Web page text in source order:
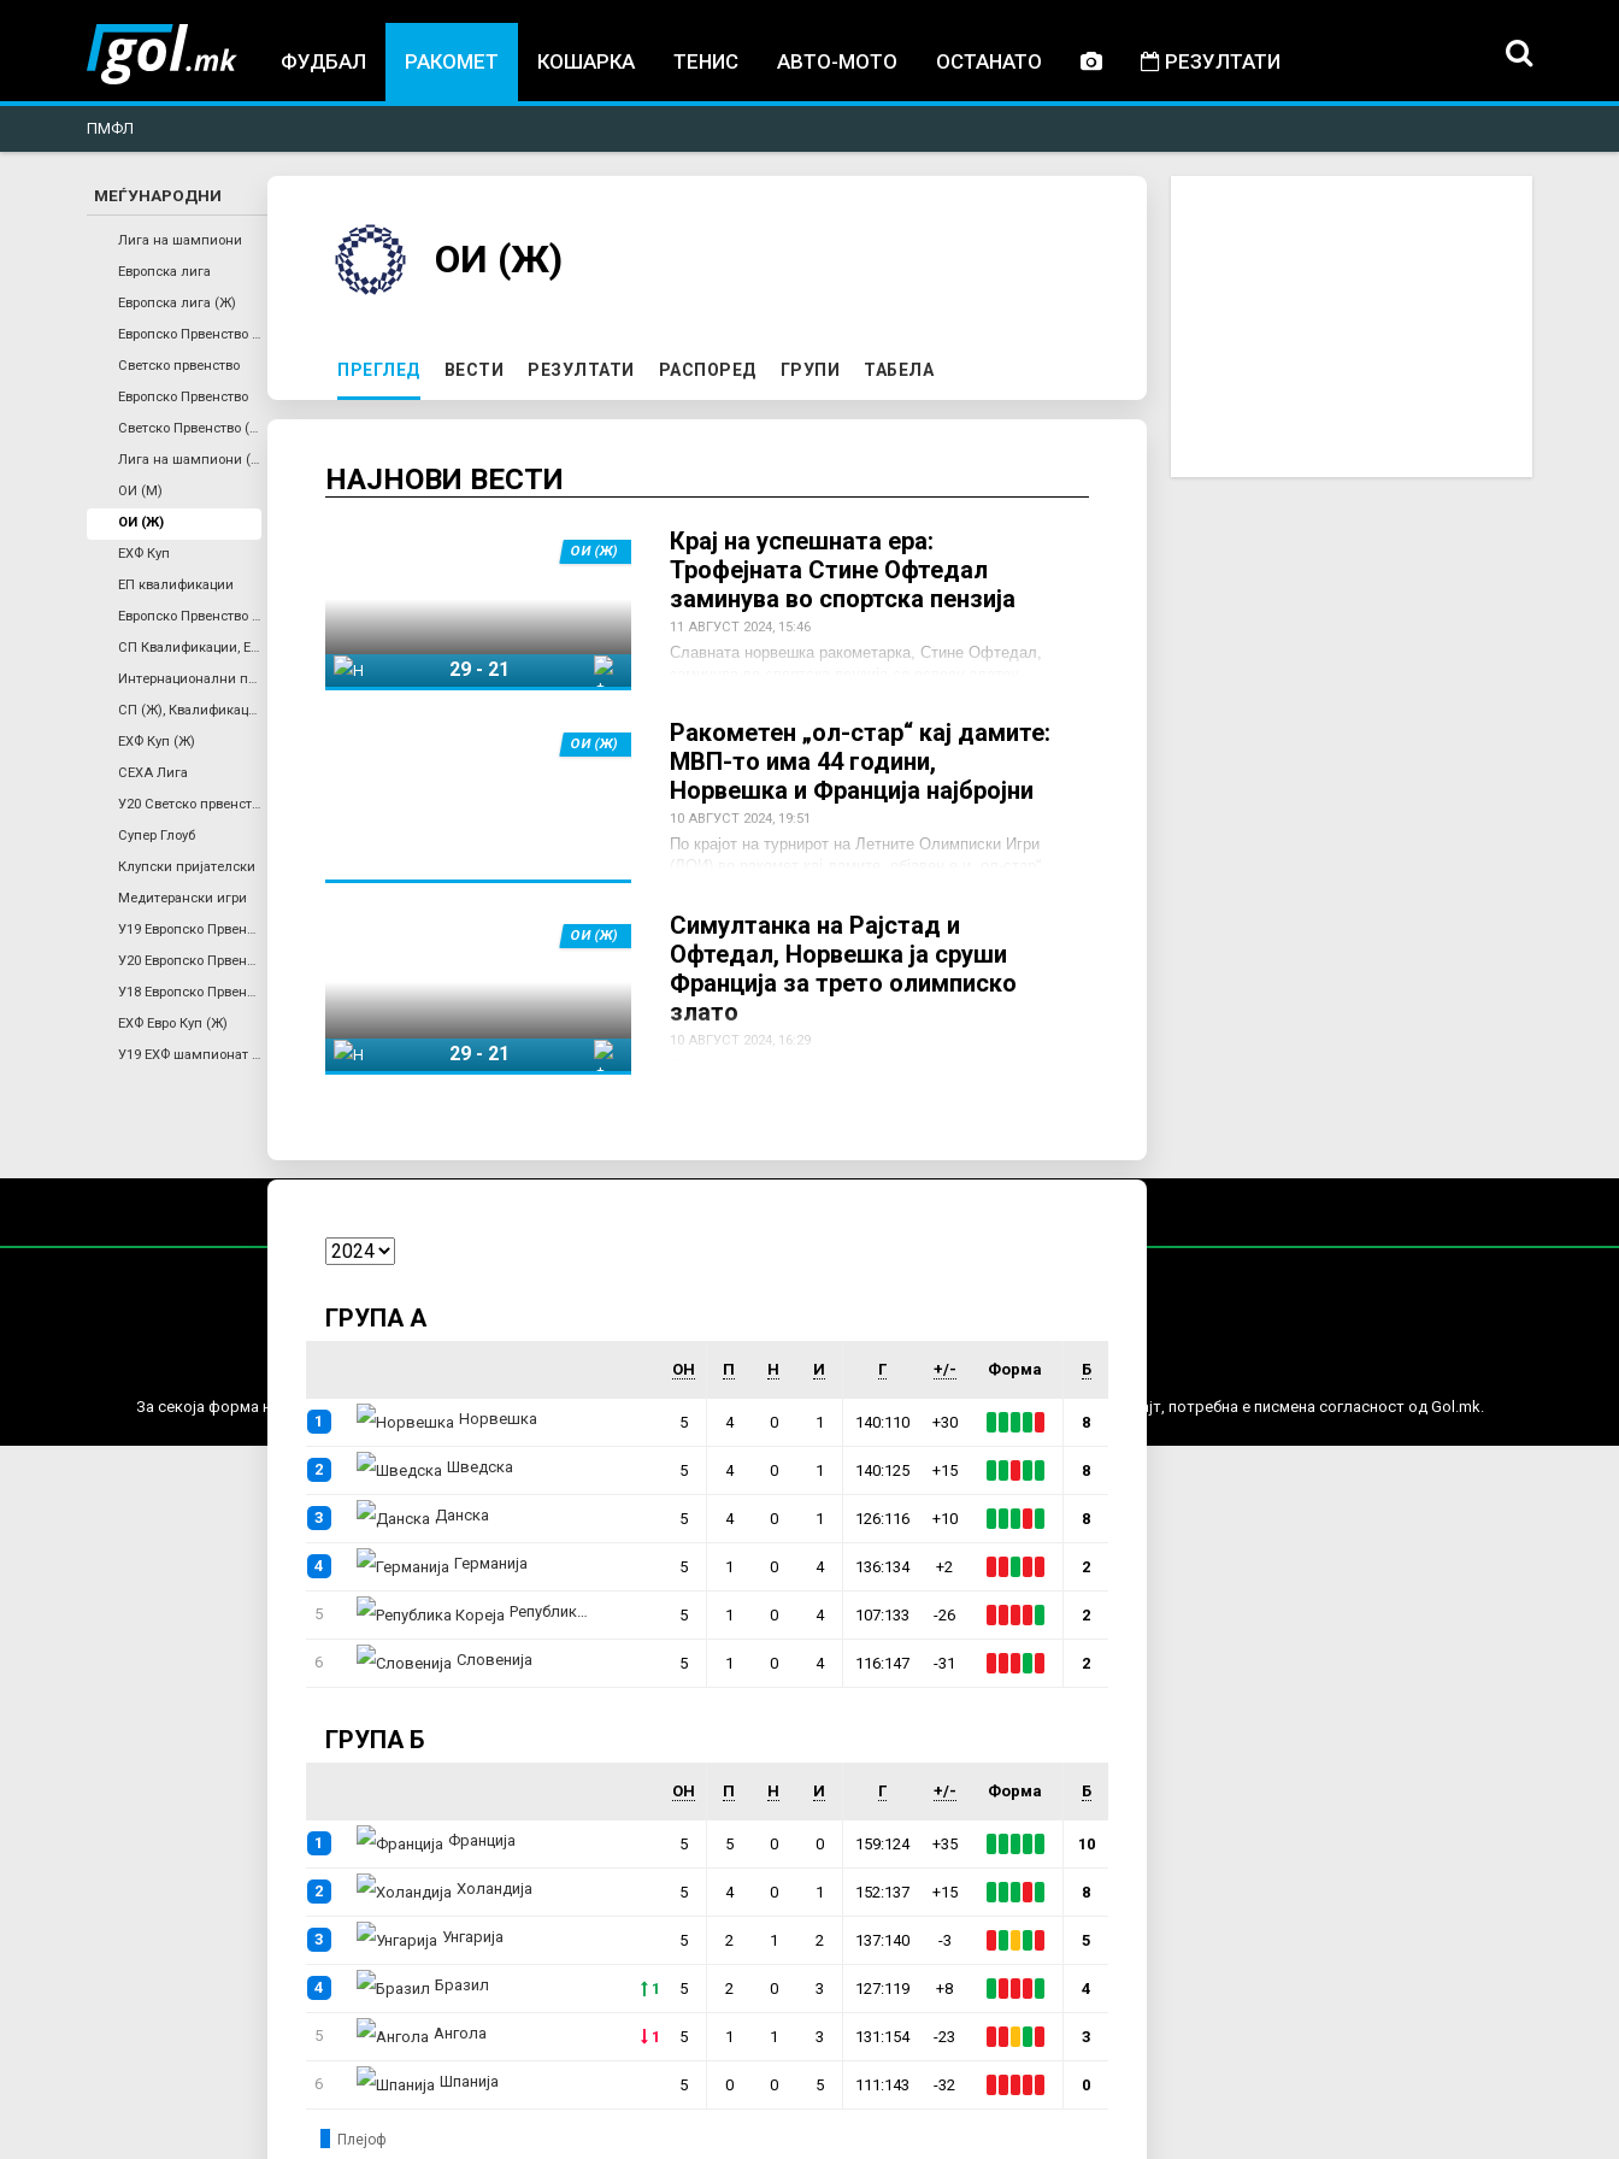
ФУДБАЛ РАКОМЕТ КОШАРКА ТЕНИС АВТО-МОТО ОСТАНАТО РЕЗУЛТАТИ
ПМФЛ
You
are
here
ОИ (Ж)
P
r
i
r
b
ПРЕГЛЕД (ACTIVE TAB)
ВЕСТИ РЕЗУЛТАТИ РАСПОРЕД ГРУПИ ТАБЕЛА
НАЈНОВИ ВЕСТИ
ОИ (Ж)
29- 21
Крај на успешната ера:
Трофејната Стине Офтедал
заминува во спортска пензија
11 АВГУСТ 2024, 15:46
Славната норвешка ракометарка, Стине Офтедал,
ОИ (Ж)
Ракометен „ол-стар“ кај дамите:
МВП-то има 44 години,
Норвешка и Франција најбројни
10 АВГУСТ 2024, 19:51
По крајот на турнирот на Летните Олимписки Игри
(ЛОИ) во ракомет кај дамите, објавен е и „ол-стар“
ОИ (Ж)
29- 21
Симултанка на Рајстад и
Офтедал, Норвешка ја сруши
Франција за трето олимписко
злато
10 АВГУСТ 2024, 16:29
ГРУПА А
ОН П Н И Г +/- Форма Б
1 Норвешка 5 4 0 1 140:110 +30 8
2 Шведска 5 4 0 1 140:125 +15 8
3 Данска 5 4 0 1 126:116 +10 8
4 Германија 5 1 0 4 136:134 +2 2
5 Република Кореја 5 1 0 4 107:133 -26 2
6 Словенија 5 1 0 4 116:147 -31 2
ГРУПА Б
ОН П Н И Г +/- Форма Б
1 Франција 5 5 0 0 159:124 +35 10
2 Холандија 5 4 0 1 152:137 +15 8
3 Унгарија 5 2 1 2 137:140 -3 5
4 Бразил 1 5 2 0 3 127:119 +8 4
5 Ангола 1 5 1 1 3 131:154 -23 3
6 Шпанија 5 0 0 5 111:143 -32 0
Плејоф
МЕЃУНАРОДНИ
Лига на шампиони
Европска лига
Европска лига (Ж)
Европско Првенство (Ж)
Светско првенство
Европско Првенство
Светско Првенство (Ж)
Лига на шампиони (Ж)
ОИ (М)
ОИ (Ж)
ЕХФ Куп
ЕП квалификации
Европско Првенство Квалификации (Ж)
СП Квалификации, Европа
Интернационални пријателски
СП (Ж), Квалификации
ЕХФ Куп (Ж)
СЕХА Лига
У20 Светско првенство (Ж)
Супер Глоуб
Клупски пријателски
Медитерански игри
У19 Европско Првенство (Ж)
У20 Европско Првенство
У18 Европско Првенство
ЕХФ Евро Куп (Ж)
У19 ЕХФ шампионат (ж), Див. 2
Содржините на Gol.mk се заштитени со Законот за авторското право и сродните права.
За секоја форма на распространување, репродукција или комерцијална употреба на текстови, фотографии или податоци од овој веб сајт, потребна е писмена согласност од Gol.mk.